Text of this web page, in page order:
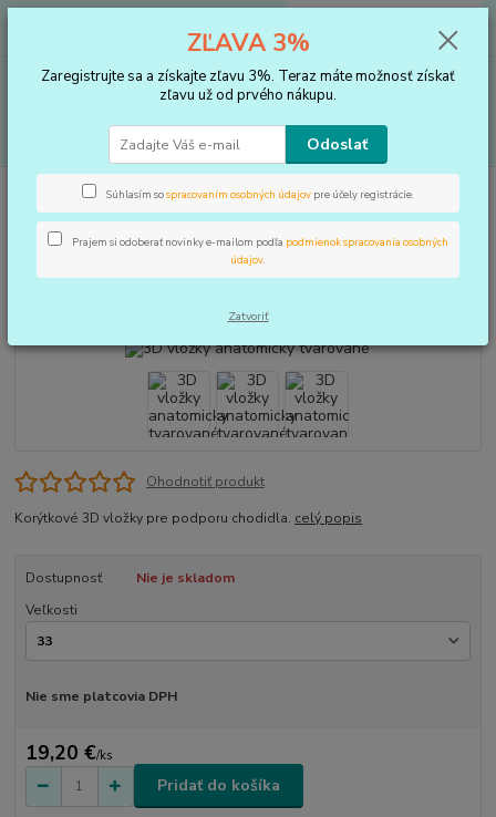
Menu
za0 €
VLOŽKY DO TOPÁNOK, KOREKTORY
3D vložky anatomicky
tvarované
3D vložky anatomicky tvarované
Ohodnotiť produkt
Korýtkové 3D vložky pre podporu chodidla. celý popis
Dostupnosť
Nie je skladom
Veľkosti
Nie sme platcovia DPH
19,20 €/ks
Pridať do košíka
ZĽAVA 3%
Zaregistrujte sa a získajte zľavu 3%. Teraz máte možnosť získať
zľavu už od prvého nákupu.
Odoslať
Súhlasím sospracovaním osobných údajov pre účely registrácie.
Prajem si odoberať novinky e-mailom podľa podmienok spracovania osobných
údajov.
Zatvoriť